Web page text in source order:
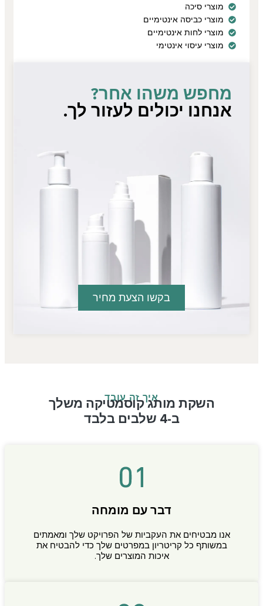
מוצרי סיכה
מוצרי כביסה אינטימיים
מוצרי לחות אינטימיים
מוצרי עיסוי אינטימי
מחפש משהו אחר?
אנחנו יכולים לעזור לך.
בקשו הצעת מחיר
איך זה עובד
השקת מותג קוסמטיקה משלך
ב-4 שלבים בלבד
דבר עם מומחה
אנו מבטיחים את העקביות של הפרויקט שלך ומאמתים
במשותף כל קריטריון במפרטים שלך כדי להבטיח את
איכות המוצרים שלך.